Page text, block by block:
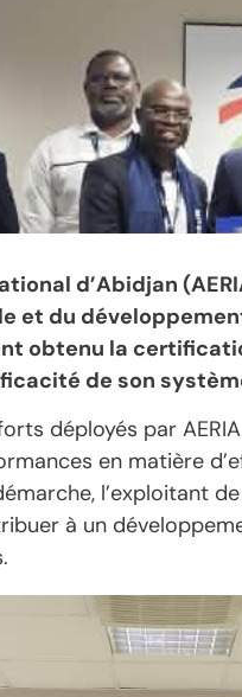
d’Abidjan
et du
obtenu la
de son
déployés par
en matière
l’exploitant
à un